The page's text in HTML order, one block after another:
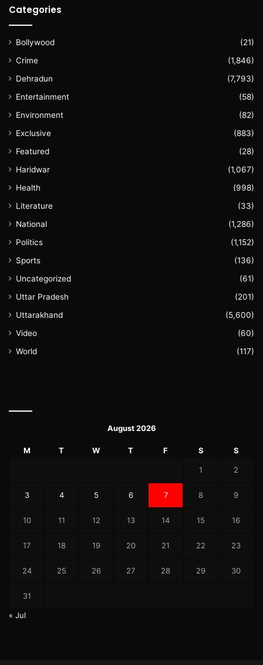
Categories
Bollywood
(21)
Crime
(1,846)
Dehradun
(7,793)
Entertainment
(58)
Environment
(82)
Exclusive
(883)
Featured
(28)
Haridwar
(1,067)
Health
(998)
Literature
(33)
National
(1,286)
Politics
(1,152)
Sports
(136)
Uncategorized
(61)
Uttar Pradesh
(201)
Uttarakhand
(5,600)
Video
(60)
World
(117)
August 2026
M T W T F S S
1 2
3 4 5 6 7 8 9
10 11 12 13 14 15 16
17 18 19 20 21 22 23
24 25 26 27 28 29 30
31
« Jul